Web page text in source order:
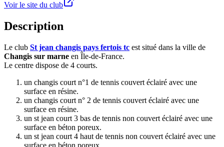
Voir le site du club
Description
Le club St jean changis pays fertois tc est situé dans la ville de
Changis sur marne en Île-de-France.
Le centre dispose de 4 courts.
un changis court n°1 de tennis couvert éclairé avec une
surface en résine.
un changis court n° 2 de tennis couvert éclairé avec une
surface en résine.
un st jean court 3 bas de tennis non couvert éclairé avec une
surface en béton poreux.
un st jean court 4 haut de tennis non couvert éclairé avec une
surface en béton poreux.